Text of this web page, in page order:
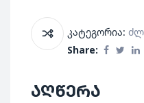
კატეგორია:
Share:
აღწერა